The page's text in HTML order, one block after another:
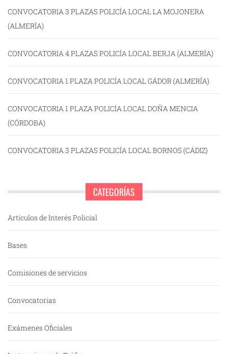
CONVOCATORIA 3 PLAZAS POLICÍA LOCAL LA MOJONERA
(ALMERÍA)
CONVOCATORIA 4 PLAZAS POLICÍA LOCAL BERJA (ALMERÍA)
CONVOCATORIA 1 PLAZA POLICÍA LOCAL GÁDOR (ALMERÍA)
CONVOCATORIA 1 PLAZA POLICÍA LOCAL DOÑA MENCIA
(CÓRDOBA)
CONVOCATORIA 3 PLAZAS POLICÍA LOCAL BORNOS (CÁDIZ)
CATEGORÍAS
Artículos de Interés Policial
Bases
Comisiones de servicios
Convocatorias
Exámenes Oficiales